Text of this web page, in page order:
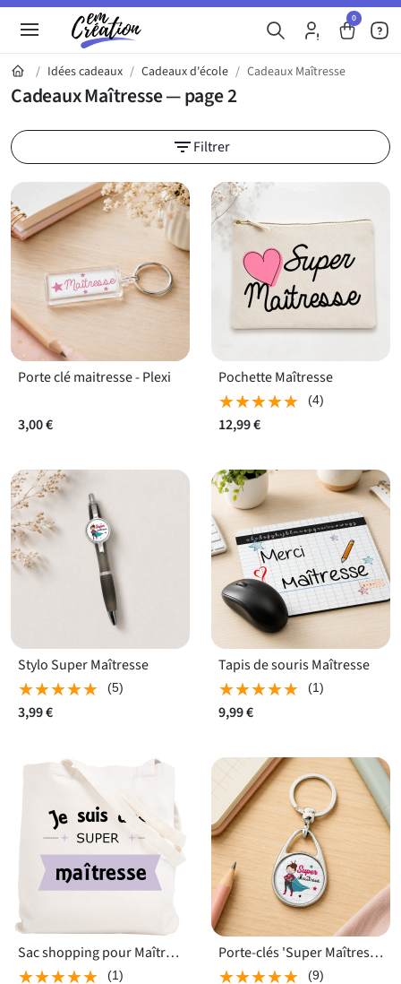
0
Idées cadeaux Cadeaux d'école Cadeaux Maîtresse
Cadeaux Maîtresse— page 2
Découvrez notre sélection de cadeaux
filter_listFiltrer
Porte clé maitresse - Plexi
3,00 €
Pochette Maîtresse
★★★★★
★★★★★ (4)
12,99 €
Stylo Super Maîtresse
★★★★★
★★★★★ (5)
3,99 €
Tapis de souris Maîtresse
★★★★★
★★★★★ (1)
9,99 €
Sac shopping pour Maîtresse
★★★★★
★★★★★ (1)
Porte-clés 'Super Maîtresse'
★★★★★
★★★★★ (9)